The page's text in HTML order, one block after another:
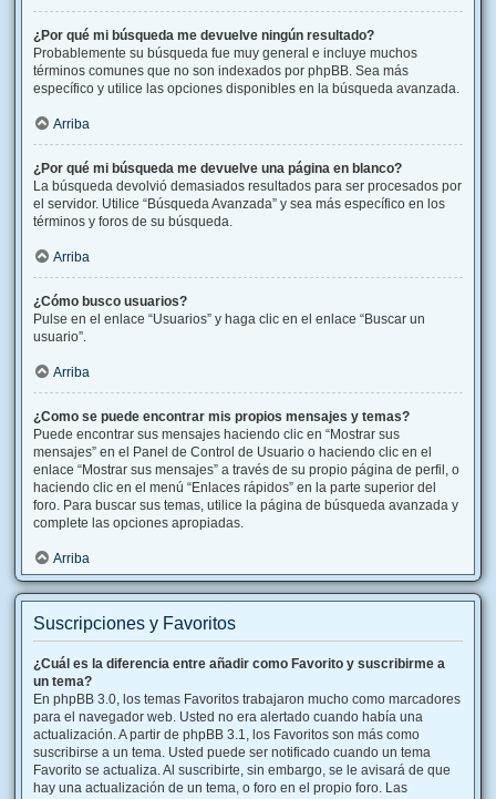
¿Por qué mi búsqueda me devuelve ningún resultado?
Probablemente su búsqueda fue muy general e incluye muchos
términos comunes que no son indexados por phpBB. Sea más
específico y utilice las opciones disponibles en la búsqueda avanzada.
Arriba
¿Por qué mi búsqueda me devuelve una página en blanco?
La búsqueda devolvió demasiados resultados para ser procesados por
el servidor. Utilice “Búsqueda Avanzada” y sea más específico en los
términos y foros de su búsqueda.
Arriba
¿Cómo busco usuarios?
Pulse en el enlace “Usuarios” y haga clic en el enlace “Buscar un
usuario”.
Arriba
¿Como se puede encontrar mis propios mensajes y temas?
Puede encontrar sus mensajes haciendo clic en “Mostrar sus
mensajes” en el Panel de Control de Usuario o haciendo clic en el
enlace “Mostrar sus mensajes” a través de su propio página de perfil, o
haciendo clic en el menú “Enlaces rápidos” en la parte superior del
foro. Para buscar sus temas, utilice la página de búsqueda avanzada y
complete las opciones apropiadas.
Arriba
Suscripciones y Favoritos
¿Cuál es la diferencia entre añadir como Favorito y suscribirme a
un tema?
En phpBB 3.0, los temas Favoritos trabajaron mucho como marcadores
para el navegador web. Usted no era alertado cuando había una
actualización. A partir de phpBB 3.1, los Favoritos son más como
suscribirse a un tema. Usted puede ser notificado cuando un tema
Favorito se actualiza. Al suscribirte, sin embargo, se le avisará de que
hay una actualización de un tema, o foro en el propio foro. Las